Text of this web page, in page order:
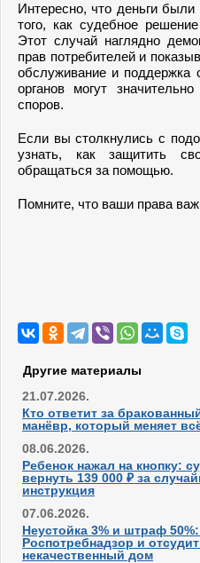
Интересно, что деньги
того, как судебное
Этот случай наглядно
прав потребителей и
обслуживание и поддержка
органов могут
споров.
Если вы столкнулись с
узнать, как защитить
обращаться за помощью.
Помните, что ваши права
Другие материалы
21.07.2026.
Кто ответит за
манёвр, который меняет
08.06.2026.
Ребенок нажал на кнопку:
вернуть 139 000 ₽ за
инструкция
07.06.2026.
Неустойка 3% и штраф
Роспотребнадзор и
некачественный дом